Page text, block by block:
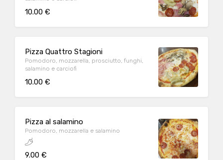
10.00 €
Pizza Quattro Stagioni
Pomodoro, mozzarella, prosciutto, funghi,
salamino e carciofi
10.00 €
Pizza al salamino
Pomodoro, mozzarella e salamino
9.00 €